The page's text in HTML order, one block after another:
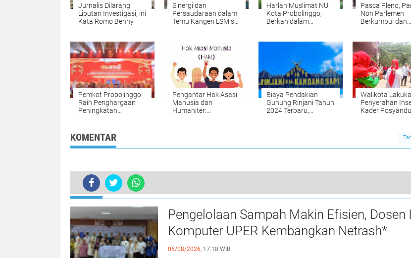
Jurnalis Dilarang
Liputan Investigasi, ini
Kata Romo Benny
Sinergi dan
Persaudaraan dalam
Temu Kangen LSM se-
Harlah Muslimat NU
Kota Probolinggo,
Berkah dalam
Pasca Pleno,
Non Parlemen
Berkumpul dan
Masa Depan
Kabupaten
Probolinggo
Pemkot Probolinggo
Raih Penghargaan
Peningkatan
2024
Pengantar Hak Asasi
Manusia dan
Humaniter:
Biaya Pendakian
Gunung Rinjani Tahun
2024 Terbaru,
Walikota
Penyerahan
Kader
Kecamatan Se-
KOMENTAR
Operasi Sikat Krakatau 2023, Polres Lampung Timur ‘Sikat’ 27 Tersangka
TERKINI
Pengelolaan Sampah Makin Efisien, Dosen
Komputer UPER Kembangkan Netrash*
06/08/2026, 17:18 WIB